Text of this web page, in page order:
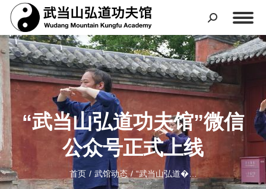
“武当山弘道功夫馆”微信
公众号正式上线
您在这里： 首页 武馆动态 “武当山弘道�…